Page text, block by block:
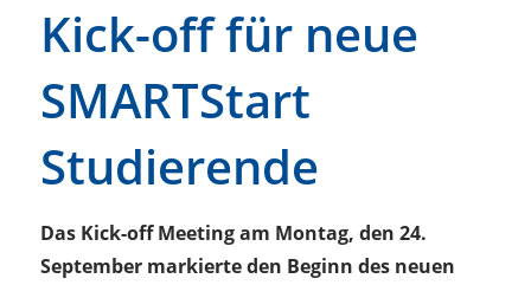
Kick-off für neue
SMARTStart
Studierende
Das Kick-off Meeting am Montag, den 24.
September markierte den Beginn des neuen